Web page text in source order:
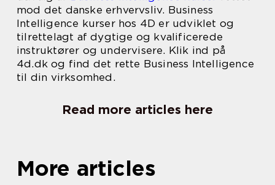
mod det danske erhvervsliv. Business
Intelligence kurser hos 4D er udviklet og
tilrettelagt af dygtige og kvalificerede
instruktører og undervisere. Klik ind på
4d.dk og find det rette Business Intelligence
til din virksomhed.
Read more articles here
More articles